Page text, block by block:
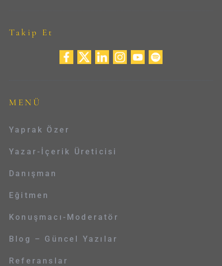
Takip Et
MENÜ
Yaprak Özer
Yazar-İçerik Üreticisi
Danışman
Eğitmen
Konuşmacı-Moderatör
Blog – Güncel Yazılar
Referanslar